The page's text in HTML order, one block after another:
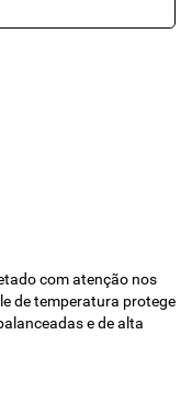
com atenção nos
de temperatura protege
e de alta